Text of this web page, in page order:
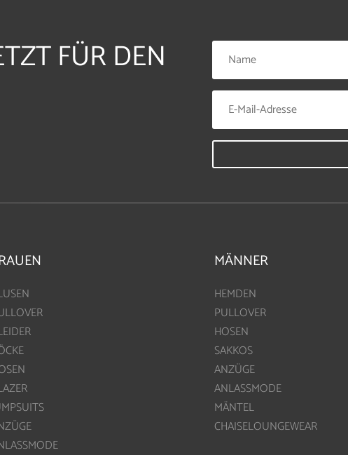
FÜR DEN
MÄNNER
HEMDEN
PULLOVER
HOSEN
SAKKOS
ANZÜGE
ANLASSMODE
MÄNTEL
CHAISELOUNGEWEAR